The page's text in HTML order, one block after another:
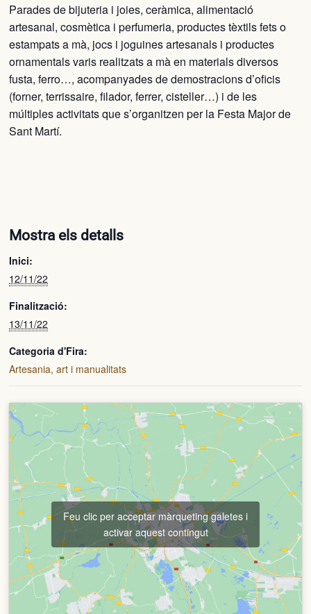
Parades de bijuteria i joies, ceràmica, alimentació
artesanal, cosmètica i perfumeria, productes tèxtils fets o
estampats a mà, jocs i joguines artesanals i productes
ornamentals varis realitzats a mà en materials diversos
fusta, ferro…, acompanyades de demostracions d’oficis
(forner, terrissaire, filador, ferrer, cisteller…) i de les
múltiples activitats que s’organitzen per la Festa Major de
Sant Martí.
Mostra els detalls
Inici:
12/11/22
Finalització:
13/11/22
Categoria d'Fira:
Artesania, art i manualitats
Feu clic per acceptar màrqueting galetes i
activar aquest contingut